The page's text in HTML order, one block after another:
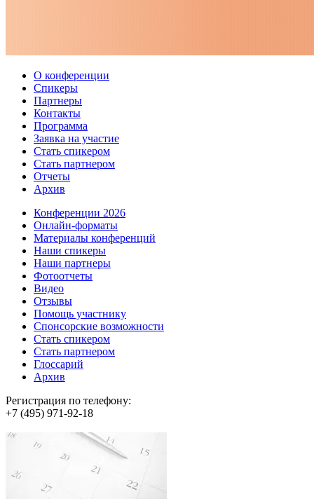
О конференции
Спикеры
Партнеры
Контакты
Программа
Заявка на участие
Стать спикером
Стать партнером
Отчеты
Архив
Конференции 2026
Онлайн-форматы
Материалы конференций
Наши спикеры
Наши партнеры
Фотоотчеты
Видео
Отзывы
Помощь участнику
Спонсорские возможности
Стать спикером
Стать партнером
Глоссарий
Архив
Регистрация по телефону:
+7 (495) 971-92-18